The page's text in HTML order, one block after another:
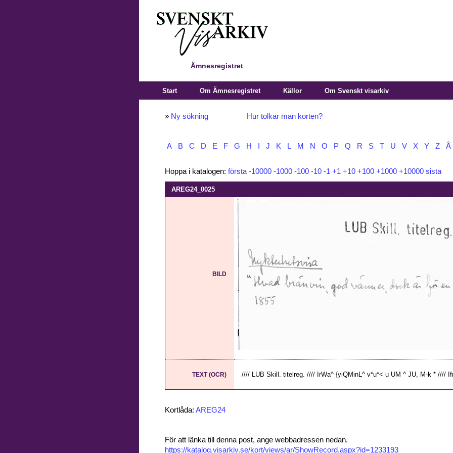
Ämnesregistret
Start Om Ämnesregistret Källor Om Svenskt visarkiv
» Ny sökning Hur tolkar man korten?
A B C D E F G H J K L M N O P Q R S T U V X Y Z Å
Hoppa i katalogen: första -10000 -1000 -100 -10 -1 +1 +10 +100 +1000 +10000 sista
AREG24_0025
BILD
TEXT (OCR) //// LUB Skill. titelreg. //// IrWa^ {yiQMinL^ v*u*< u UM ^ JU, M-k * ////
Kortlåda: AREG24
För att länka till denna post, ange webbadressen nedan.
https://katalog.visarkiv.se/kort/views/ar/ShowRecord.aspx?id=1233193